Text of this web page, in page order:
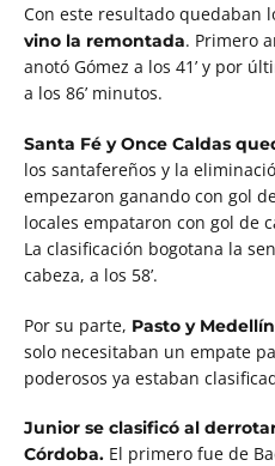
Con este resultado quedaban
vino la remontada. Primero
anotó Gómez a los 41’ y por
a los 86’ minutos.
Santa Fé y Once Caldas
los santafereños y la
empezaron ganando con gol
locales empataron con gol de
La clasificación bogotana la
cabeza, a los 58’.
Por su parte, Pasto y
solo necesitaban un empate
poderosos ya estaban
Junior se clasificó al
Córdoba. El primero fue de